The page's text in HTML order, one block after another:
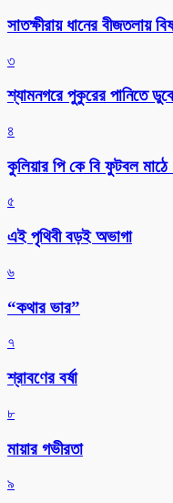
সাতক্ষীরায় ধানের বীজতলায়
৩
শ্যামনগরে পুকুরের পানিতে
৪
কুলিয়ার পি কে বি ফুটবল মাঠে
৫
এই পৃথিবী বড়ই অভাগা
৬
“কথার ভার”
৭
শ্রাবণের বর্ষা
৮
মায়ার গভীরতা
৯